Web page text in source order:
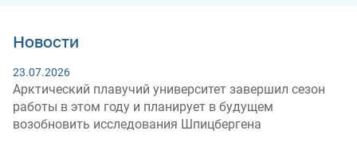
Новости
23.07.2026
Арктический плавучий университет завершил сезон
работы в этом году и планирует в будущем
возобновить исследования Шпицбергена